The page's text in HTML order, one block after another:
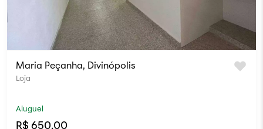
Maria Peçanha, Divinópolis
Loja
Aluguel
R$ 650,00